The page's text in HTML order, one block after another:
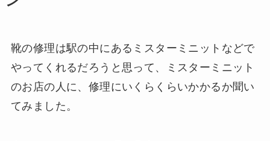
靴の修理は駅の中にあるミスターミニットなどで
やってくれるだろうと思って、ミスターミニット
のお店の人に、修理にいくらくらいかかるか聞い
てみました。